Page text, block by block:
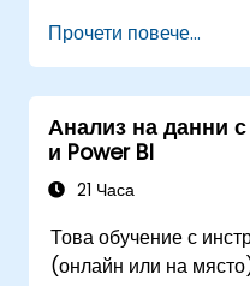
прилагат DAX за
Създават
за управление.
Използват AI
ChatGPT за
Публикуват,
Прочети повече...
Анализ на данни с
и Power BI
21 Часа
Това обучение с
(онлайн или на